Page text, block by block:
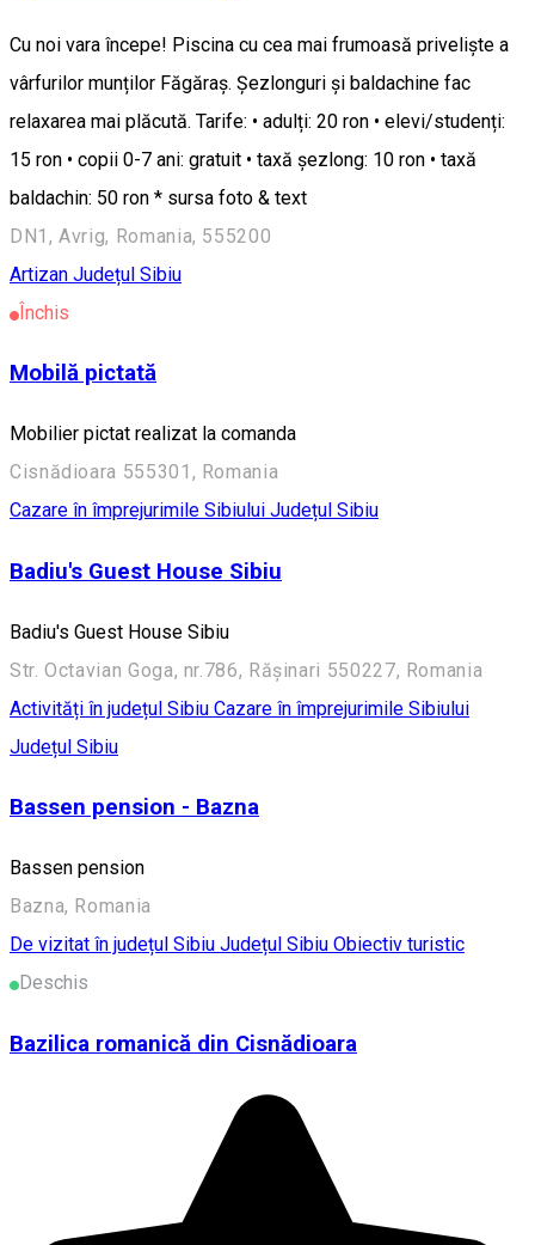
Cu noi vara începe! Piscina cu cea mai frumoasă priveliște a
vârfurilor munților Făgăraș. Șezlonguri și baldachine fac
relaxarea mai plăcută. Tarife: • adulți: 20 ron • elevi/studenți:
15 ron • copii 0-7 ani: gratuit • taxă șezlong: 10 ron • taxă
baldachin: 50 ron * sursa foto & text
DN1, Avrig, Romania, 555200
Artizan Județul Sibiu
Închis
Mobilă pictată
Mobilier pictat realizat la comanda
Cisnădioara 555301, Romania
Cazare în împrejurimile Sibiului Județul Sibiu
Badiu's Guest House Sibiu
Badiu's Guest House Sibiu
Str. Octavian Goga, nr.786, Rășinari 550227, Romania
Activități în județul Sibiu Cazare în împrejurimile Sibiului
Județul Sibiu
Bassen pension - Bazna
Bassen pension
Bazna, Romania
De vizitat în județul Sibiu Județul Sibiu Obiectiv turistic
Deschis
Bazilica romanică din Cisnădioara